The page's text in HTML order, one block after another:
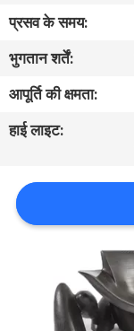
कारखाने
का
दौरा
गुणवत्ता
हमसे
प्रसव के समय:
भुगतान शर्तें:
आपूर्ति की क्षमता:
हाई लाइट: